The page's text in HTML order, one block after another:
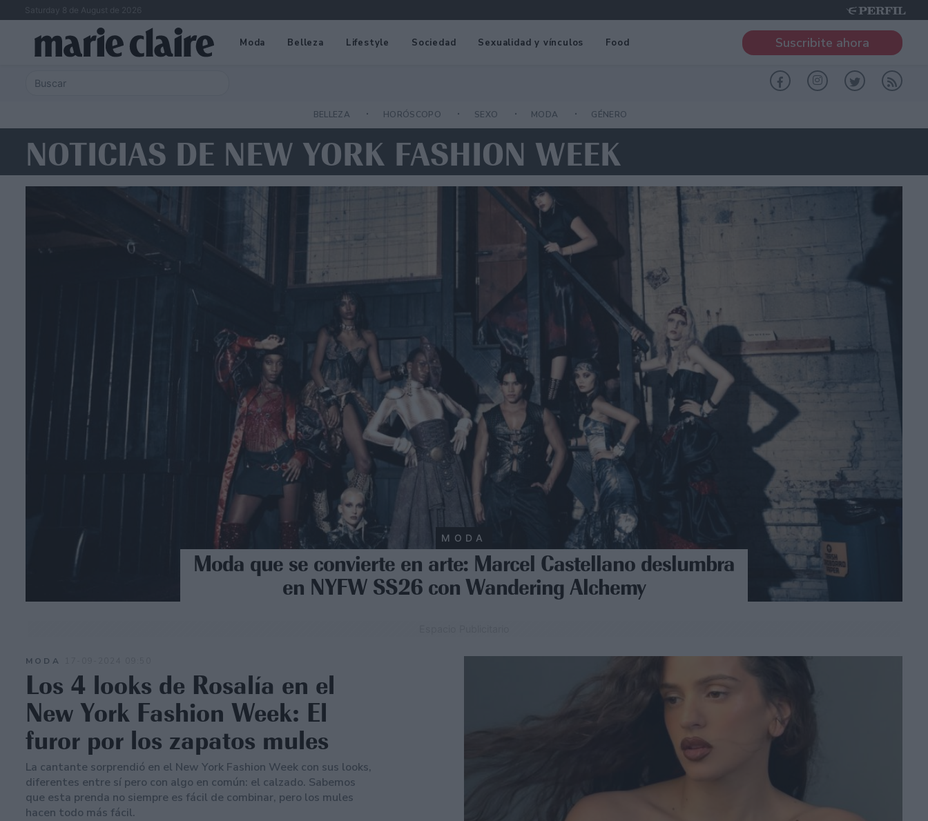
Saturday 8 de August de 2026
Moda Belleza Lifestyle Sociedad Sexualidad y vínculos Food Suscribite ahora
BELLEZA HORÓSCOPO SEXO MODA GÉNERO
NOTICIAS DE NEW YORK FASHION WEEK
MODA
Moda que se convierte en arte: Marcel Castellano deslumbra
en NYFW SS26 con Wandering Alchemy
MODA
Los 4 looks de Rosalía en el
New York Fashion Week: El
furor por los zapatos mules
La cantante sorprendió en el New York Fashion Week con sus looks,
diferentes entre sí pero con algo en común: el calzado. Sabemos
que esta prenda no siempre es fácil de combinar, pero los mules
hacen todo más fácil.